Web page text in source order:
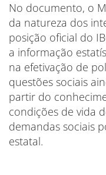
No documento, o
da natureza dos
posição oficial do
a informação
na efetivação de
questões sociais
partir do
condições de vida
demandas sociais
estatal.